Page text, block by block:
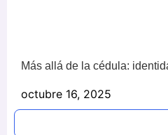
Más allá de la cédula:
octubre 16, 2025